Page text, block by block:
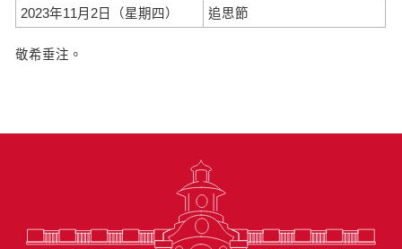
2023年11月2日（星期四）
追思節
敬希垂注。